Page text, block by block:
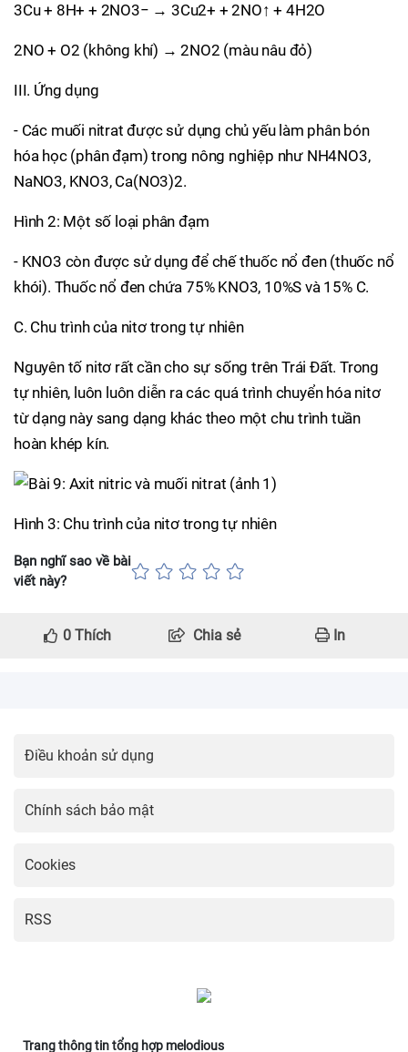
3Cu + 8H+ + 2NO3− → 3Cu2+ + 2NO↑ + 4H2O
2NO + O2 (không khí) → 2NO2 (màu nâu đỏ)
III. Ứng dụng
- Các muối nitrat được sử dụng chủ yếu làm phân bón
hóa học (phân đạm) trong nông nghiệp như NH4NO3,
NaNO3, KNO3, Ca(NO3)2.
Hình 2: Một số loại phân đạm
- KNO3 còn được sử dụng để chế thuốc nổ đen (thuốc nổ
khói). Thuốc nổ đen chứa 75% KNO3, 10%S và 15% C.
C. Chu trình của nitơ trong tự nhiên
Nguyên tố nitơ rất cần cho sự sống trên Trái Đất. Trong
tự nhiên, luôn luôn diễn ra các quá trình chuyển hóa nitơ
từ dạng này sang dạng khác theo một chu trình tuần
hoàn khép kín.
Hình 3: Chu trình của nitơ trong tự nhiên
Bạn nghĩ sao về bài
viết này?
0 Thích Chia sẻ In
Điều khoản sử dụng
Chính sách bảo mật
Cookies
RSS
Trang thông tin tổng hợp melodious